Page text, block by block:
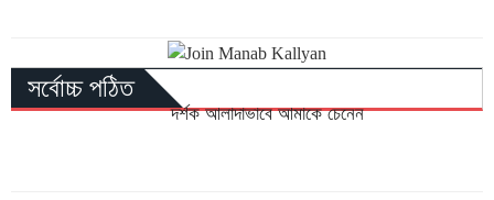
সর্বোচ্চ পঠিত
দর্শক আলাদাভাবে আমাকে চেনেন